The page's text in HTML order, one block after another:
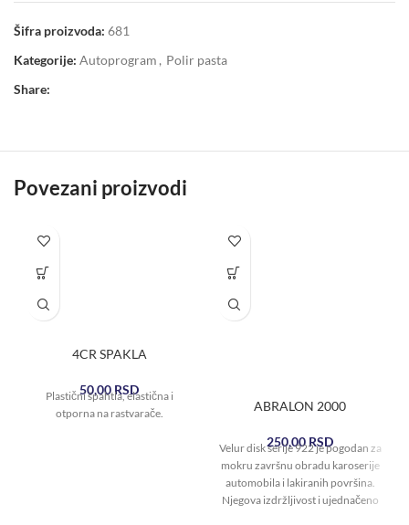
Šifra proizvoda: 681
Kategorije: Autoprogram , Polir pasta
Share:
Povezani proizvodi
4CR SPAKLA
50,00RSD
Plastični špahtla, elastična i
otporna na rastvarače.
ABRALON 2000
250,00RSD
Velur disk serije 922 je pogodan za
mokru završnu obradu karoserije
automobila i lakiranih površina.
Njegova izdržljivost i ujednačeno